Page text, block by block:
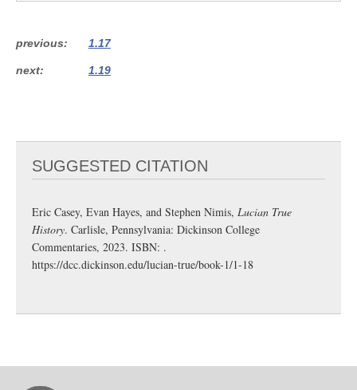
previous 1.17
next 1.19
SUGGESTED CITATION
Eric Casey, Evan Hayes, and Stephen Nimis, Lucian True
History. Carlisle, Pennsylvania: Dickinson College
Commentaries, 2023. ISBN: .
https://dcc.dickinson.edu/lucian-true/book-1/1-18